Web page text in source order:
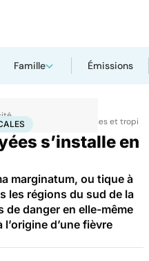
Famille Émissions
Maladies infectieuses et
s’installe en
marginatum, ou tique à
les régions du sud de la
de danger en elle-même
d’une fièvre